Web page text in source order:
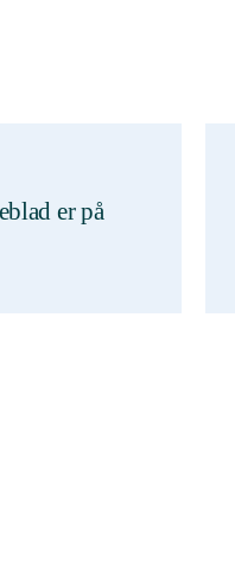
er på